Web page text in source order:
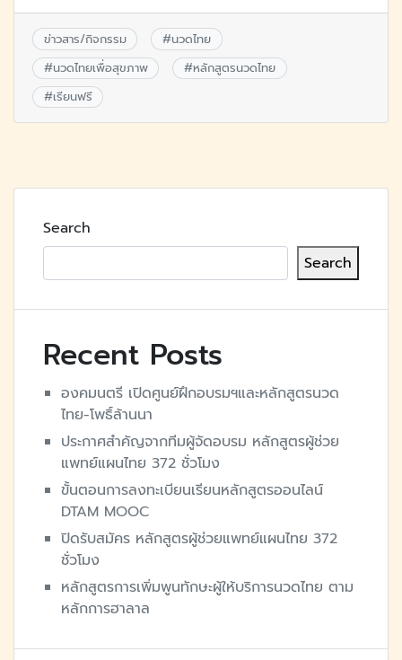
ข่าวสาร/กิจกรรม #นวดไทย
#นวดไทยเพื่อสุขภาพ #หลักสูตรนวดไทย
#เรียนฟรี
Search
Search
Recent Posts
องคมนตรี​ เปิดศูนย์ฝึกอบรมฯและหลักสูตร​นวด
ไทย-โพธิ์ล้านนา
ประกาศสำคัญจากทีมผู้จัดอบรม หลักสูตรผู้ช่วย
แพทย์แผนไทย 372 ชั่วโมง
ขั้นตอนการลงทะเบียนเรียนหลักสูตรออนไลน์
DTAM MOOC
ปิดรับสมัคร หลักสูตรผู้ช่วยแพทย์แผนไทย 372
ชั่วโมง
หลักสูตรการเพิ่มพูนทักษะผู้ให้บริการนวดไทย ตาม
หลักการฮาลาล